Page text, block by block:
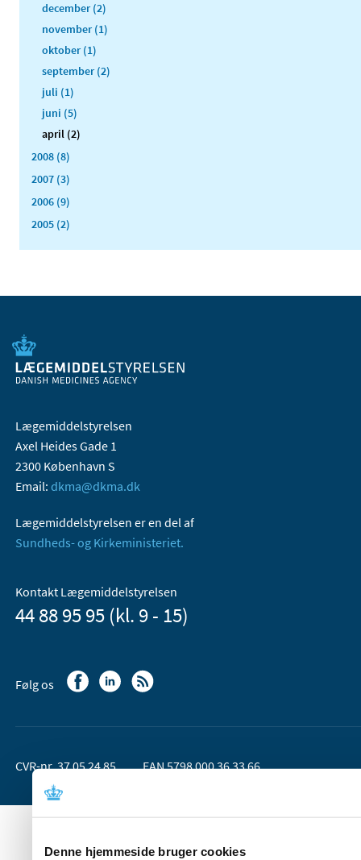
Denne hjemmeside bruger cookies
december (2)
november (1)
oktober (1)
september (2)
juli (1)
juni (5)
april (2)
2008 (8)
2007 (3)
2006 (9)
2005 (2)
Lægemiddelstyrelsen
Axel Heides Gade 1
2300 København S
Email: dkma@dkma.dk
Lægemiddelstyrelsen er en del af
Sundheds- og Kirkeministeriet.
Kontakt Lægemiddelstyrelsen
44 88 95 95 (kl. 9 - 15)
Følg os
CVR-nr. 37 05 24 85 EAN 5798 000 36 33 66